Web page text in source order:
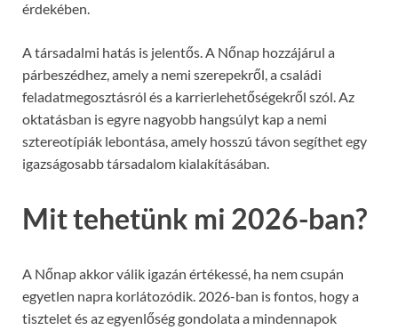
érdekében.
A társadalmi hatás is jelentős. A Nőnap hozzájárul a
párbeszédhez, amely a nemi szerepekről, a családi
feladatmegosztásról és a karrierlehetőségekről szól. Az
oktatásban is egyre nagyobb hangsúlyt kap a nemi
sztereotípiák lebontása, amely hosszú távon segíthet egy
igazságosabb társadalom kialakításában.
Mit tehetünk mi 2026-ban?
A Nőnap akkor válik igazán értékessé, ha nem csupán
egyetlen napra korlátozódik. 2026-ban is fontos, hogy a
tisztelet és az egyenlőség gondolata a mindennapok